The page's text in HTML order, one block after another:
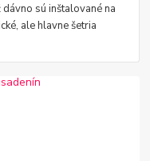
sú inštalované na
ale hlavne šetria